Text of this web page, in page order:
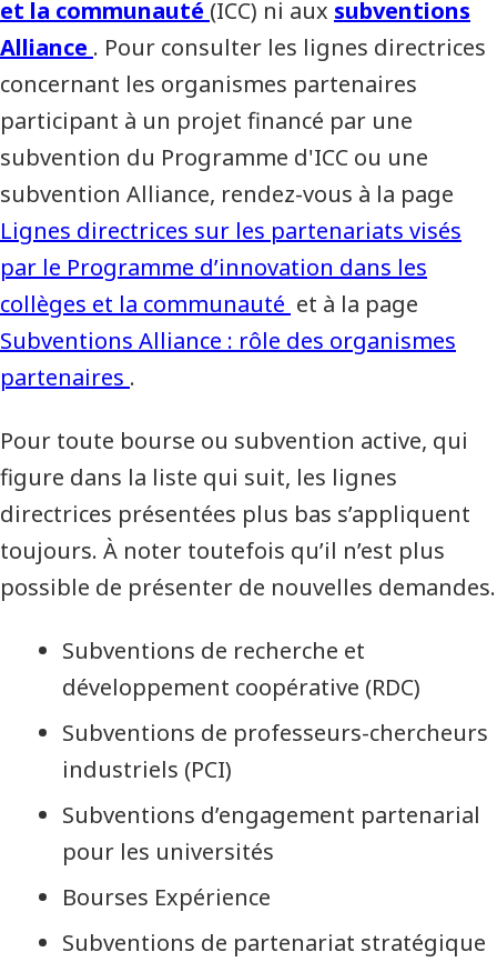
et la communauté (ICC) ni aux subventions
Alliance . Pour consulter les lignes directrices
concernant les organismes partenaires
participant à un projet financé par une
subvention du Programme d'ICC ou une
subvention Alliance, rendez-vous à la page
Lignes directrices sur les partenariats visés
par le Programme d’innovation dans les
collèges et la communauté et à la page
Subventions Alliance : rôle des organismes
partenaires .
Pour toute bourse ou subvention active, qui
figure dans la liste qui suit, les lignes
directrices présentées plus bas s’appliquent
toujours. À noter toutefois qu’il n’est plus
possible de présenter de nouvelles demandes.
Subventions de recherche et
développement coopérative (RDC)
Subventions de professeurs-chercheurs
industriels (PCI)
Subventions d’engagement partenarial
pour les universités
Bourses Expérience
Subventions de partenariat stratégique